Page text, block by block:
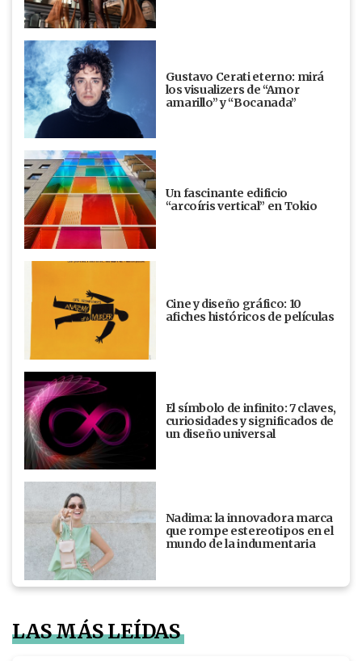
Gustavo Cerati eterno: mirá
los visualizers de “Amor
amarillo” y “Bocanada”
Un fascinante edificio
“arcoíris vertical” en Tokio
Cine y diseño gráfico: 10
afiches históricos de películas
El símbolo de infinito: 7 claves,
curiosidades y significados de
un diseño universal
Nadima: la innovadora marca
que rompe estereotipos en el
mundo de la indumentaria
LAS MÁS LEÍDAS